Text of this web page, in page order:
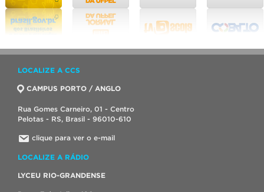
LOCALIZE A CCS
CAMPUS PORTO / ANGLO
Rua Gomes Carneiro, 01 - Centro
Pelotas - RS, Brasil - 96010-610
clique para ver o e-mail
LOCALIZE A RÁDIO
LYCEU RIO-GRANDENSE